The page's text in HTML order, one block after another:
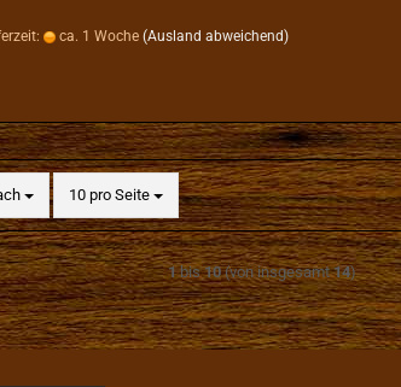
ca. 1 Woche (Ausland abweichend)
10 pro Seite
pro Seite
1bis10(von insgesamt14)